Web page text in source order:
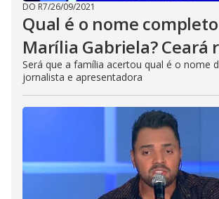
DO R7/26/09/2021
Qual é o nome
Marília Gabriela? Ceará
Será que a família acertou qual é o nome
jornalista e apresentadora